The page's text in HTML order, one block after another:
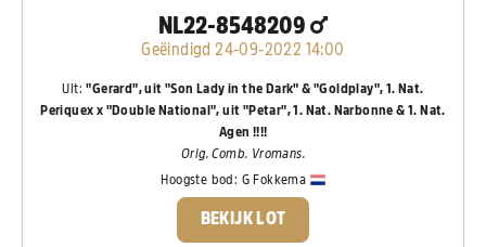
NL22-8548209
Geëindigd 24-09-2022 14:00
Uit:"Gerard", uit "Son Lady in the Dark" & "Goldplay", 1. Nat.
Periquex x "Double National", uit "Petar", 1. Nat. Narbonne & 1. Nat.
Agen !!!!
Orig. Comb. Vromans.
Hoogste bod: G Fokkema
BEKIJK LOT